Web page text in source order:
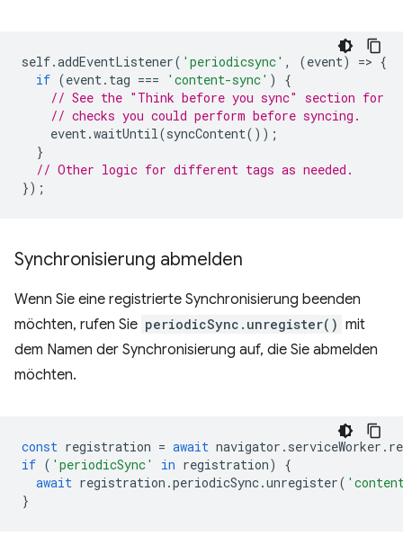
self.addEventListener( 'periodicsync' , (event) => {
if (event. tag === 'content-sync' )
{
// See the "Think before you sync" section for
// checks you could perform before syncing.
event.waitUntil(syncContent());
}
// Other logic for different tags as needed.
});
Synchronisierung abmelden
Wenn Sie eine registrierte Synchronisierung beenden
möchten, rufen Sie periodicSync.unregister() mit
dem Namen der Synchronisierung auf, die Sie abmelden
möchten.
const registration = await navigator . serviceWorker .
if ( 'periodicSync' in registration)
{
await registration .periodicSync.unregister(
}